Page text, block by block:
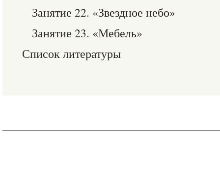
Занятие 22. «Звездное небо»
Занятие 23. «Мебель»
Список литературы